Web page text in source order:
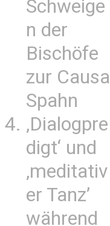
Schweige
n der
Bischöfe
zur Causa
Spahn
‚Dialogpre
digt‘ und
‚meditativ
er Tanz’
während